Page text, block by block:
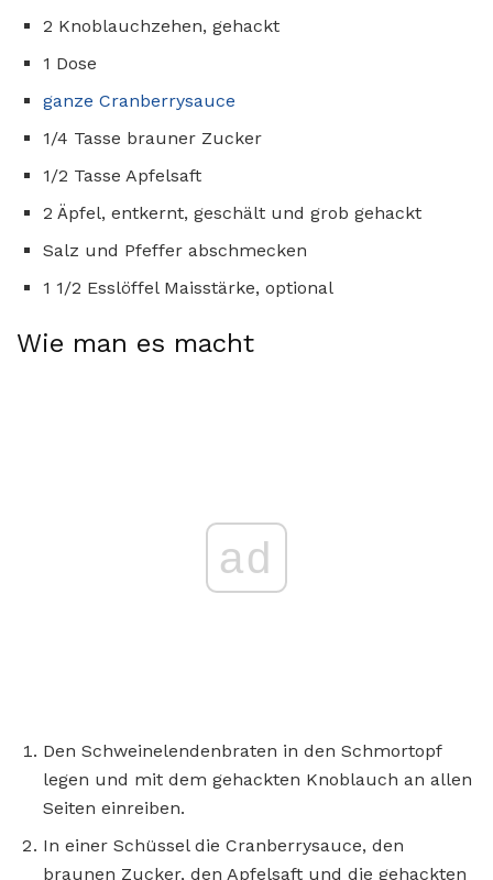
2 Knoblauchzehen, gehackt
1 Dose
ganze Cranberrysauce
1/4 Tasse brauner Zucker
1/2 Tasse Apfelsaft
2 Äpfel, entkernt, geschält und grob gehackt
Salz und Pfeffer abschmecken
1 1/2 Esslöffel Maisstärke, optional
Wie man es macht
ad
Den Schweinelendenbraten in den Schmortopf
legen und mit dem gehackten Knoblauch an allen
Seiten einreiben.
In einer Schüssel die Cranberrysauce, den
braunen Zucker, den Apfelsaft und die gehackten